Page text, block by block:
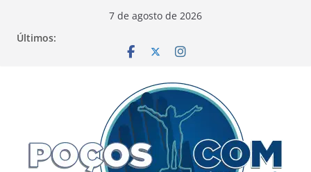
7 de agosto de 2026
Últimos: